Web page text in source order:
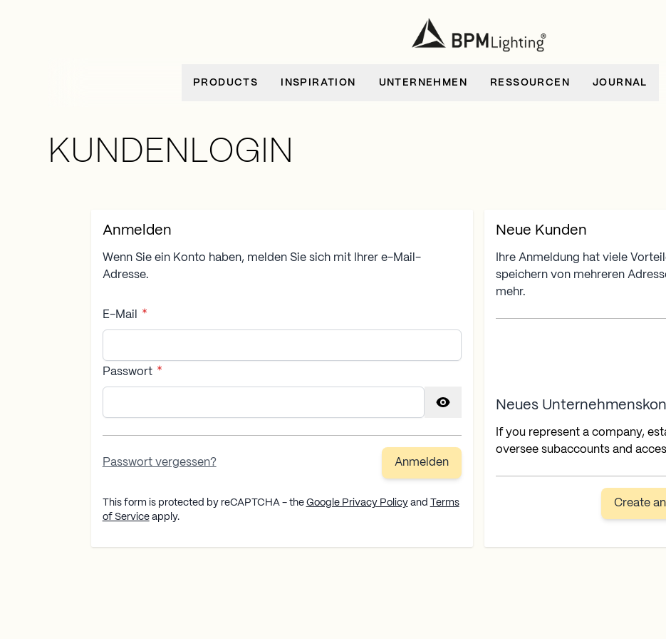
PRODUCTS INSPIRATION UNTERNEHMEN RESSOURCEN JOURNAL
KUNDENLOGIN
Anmelden
Wenn Sie ein Konto haben, melden Sie sich mit Ihrer e-Mail-
Adresse.
E-Mail
Passwort
Anmelden
Passwort vergessen?
This form is protected by reCAPTCHA - the Google Privacy Policyand
Terms
of Serviceapply.
Neue Kunden
Ihre Anmeldung hat viele
speichern von mehreren
mehr.
Neues
If you represent a company,
oversee subaccounts and
Create